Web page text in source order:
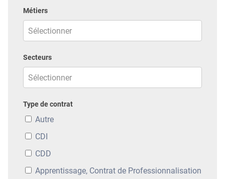
Métiers
Secteurs
Type de contrat
Autre
CDI
CDD
Apprentissage, Contrat de Professionnalisation